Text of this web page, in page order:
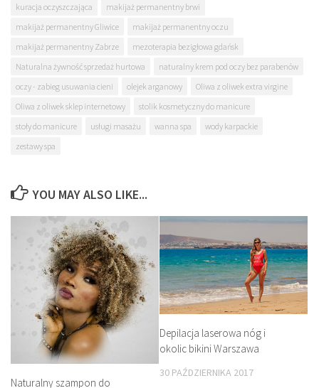
kuracja oczyszczająca
makijaż permanentny brwi
makijaż permanentny Gliwice
makijaż permanentny oczu
makijaż permanentny Zabrze
mezoterapia bezigłowa gdańsk
Naturalna żywność sprzedaż hurtowa
naturalny krem pod oczy bez parabenów
oczy - zabieg usuwania cieni
olejek arganowy
Oliwa z oliwek extra virgine
Oliwa z oliwek sklep internetowy
stolik kosmetyczny do manicure
stoły do manicure
usługi masażu wanna spa
wody karpackie
zestawy spa
YOU MAY ALSO LIKE...
Naturalny szampon do
Depilacja laserowa nóg i
okolic bikini Warszawa
30 PAŹDZIERNIKA 2017